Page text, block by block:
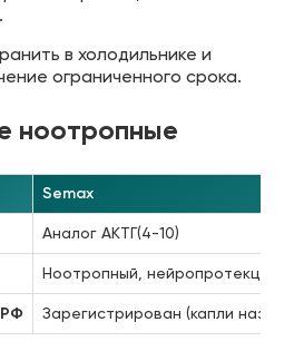
в холодильнике и
ограниченного срока.
ноотропные
Semax
Аналог АКТГ(4-10)
Ноотропный, нейропротекция,
РФ Зарегистрирован (капли